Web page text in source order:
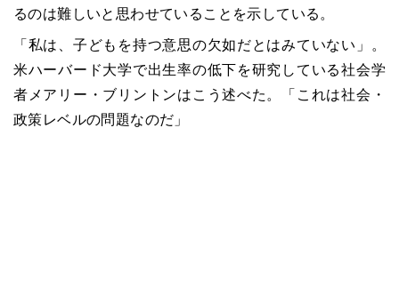
るのは難しいと思わせていることを示している。
「私は、子どもを持つ意思の欠如だとはみていない」。
米ハーバード大学で出生率の低下を研究している社会学
者メアリー・ブリントンはこう述べた。「これは社会・
政策レベルの問題なのだ」